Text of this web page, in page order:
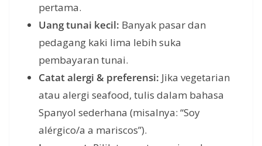
pertama.
Uang tunai kecil: Banyak pasar dan
pedagang kaki lima lebih suka
pembayaran tunai.
Catat alergi & preferensi: Jika vegetarian
atau alergi seafood, tulis dalam bahasa
Spanyol sederhana (misalnya: “Soy
alérgico/a a mariscos”).